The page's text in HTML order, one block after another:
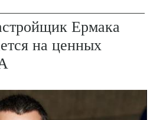
Ермака
на ценных